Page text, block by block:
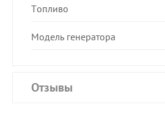
Топливо
Модель генератора
Отзывы